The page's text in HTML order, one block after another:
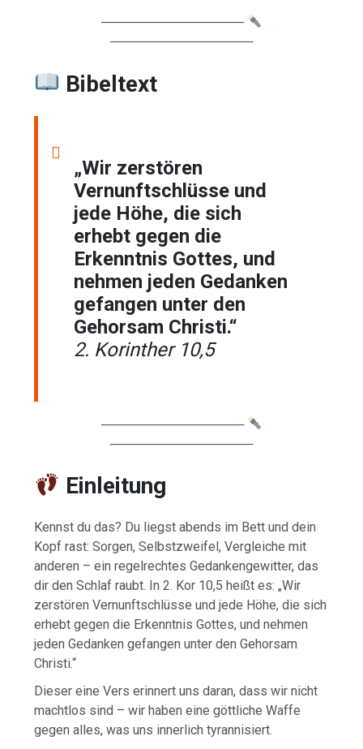
────────────────
────────────────
Bibeltext
„Wir zerstören
Vernunftschlüsse und
jede Höhe, die sich
erhebt gegen die
Erkenntnis Gottes, und
nehmen jeden Gedanken
gefangen unter den
Gehorsam Christi.“
2. Korinther 10,5
────────────────
────────────────
Einleitung
Kennst du das? Du liegst abends im Bett und dein
Kopf rast: Sorgen, Selbstzweifel, Vergleiche mit
anderen – ein regelrechtes Gedankengewitter, das
dir den Schlaf raubt. In 2. Kor 10,5 heißt es: „Wir
zerstören Vernunftschlüsse und jede Höhe, die sich
erhebt gegen die Erkenntnis Gottes, und nehmen
jeden Gedanken gefangen unter den Gehorsam
Christi.“
Dieser eine Vers erinnert uns daran, dass wir nicht
machtlos sind – wir haben eine göttliche Waffe
gegen alles, was uns innerlich tyrannisiert.